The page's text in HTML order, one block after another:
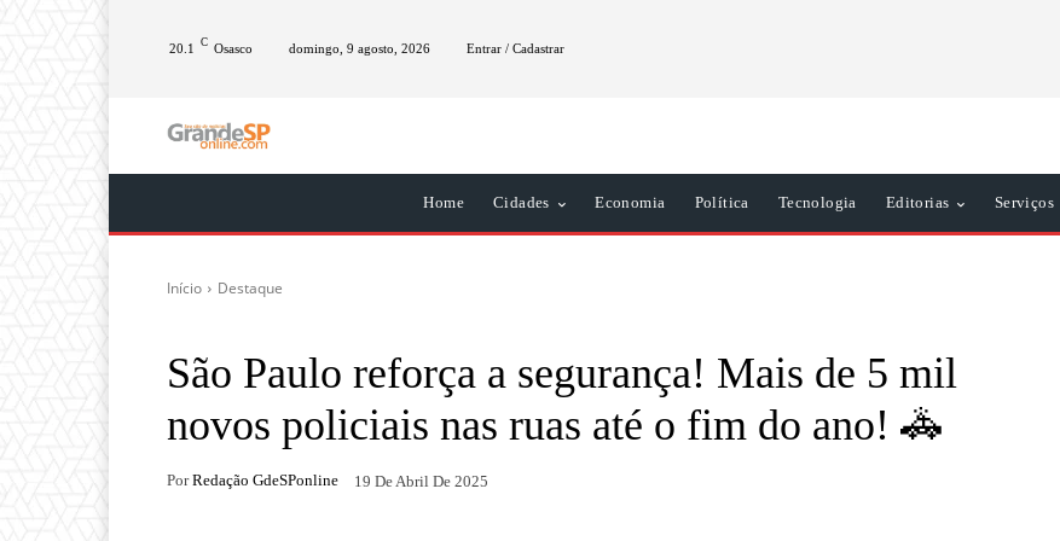
20.1 C Osasco domingo, 9 agosto, 2026 Entrar / Cadastrar
Home Cidades Economia Política Tecnologia Editorias Serviços
Início Destaque
São Paulo reforça a segurança! Mais de 5 mil
novos policiais nas ruas até o fim do ano! 🚓
Por Redação GdeSPonline 19 De Abril De 2025